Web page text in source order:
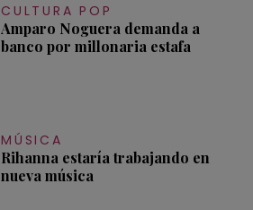
CULTURA POP
Amparo Noguera demanda a
banco por millonaria estafa
MÚSICA
Rihanna estaría trabajando en
nueva música